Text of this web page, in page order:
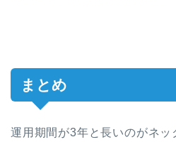
まとめ
運用期間が3年と長いのがネッ